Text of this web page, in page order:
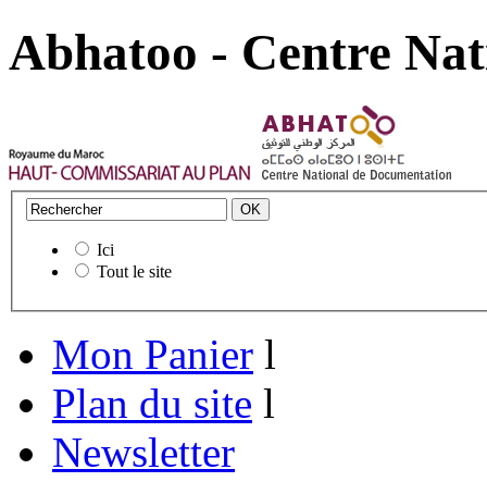
Abhatoo - Centre
Ici
Tout le site
Mon Panier l
Plan du site l
Newsletter